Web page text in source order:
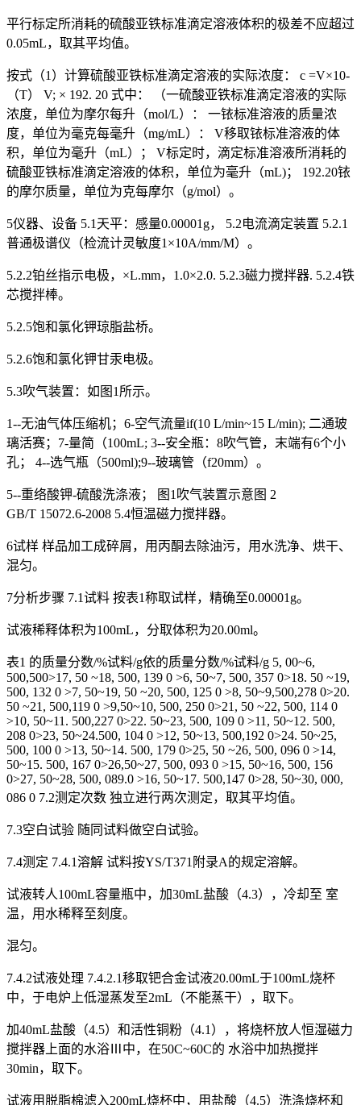
平行标定所消耗的硫酸亚铁标准滴定溶液体积的极差不应超过
0.05mL，取其平均值。
按式（1）计算硫酸亚铁标准滴定溶液的实际浓度： c =V×10-
（T） V; × 192. 20 式中： （一硫酸亚铁标准滴定溶液的实际
浓度，单位为摩尔每升（mol/L）： 一铱标准溶液的质量浓
度，单位为毫克每毫升（mg/mL）： V移取铱标准溶液的体
积，单位为毫升（mL）； V标定时，滴定标准溶液所消耗的
硫酸亚铁标准滴定溶液的体积，单位为毫升（mL)； 192.20铱
的摩尔质量，单位为克每摩尔（g/mol）。
5仪器、设备 5.1天平：感量0.00001g， 5.2电流滴定装置 5.2.1
普通极谱仪（检流计灵敏度1×10A/mm/M）。
5.2.2铂丝指示电极，×L.mm，1.0×2.0. 5.2.3磁力搅拌器. 5.2.4铁
芯搅拌棒。
5.2.5饱和氯化钾琼脂盐桥。
5.2.6饱和氯化钾甘汞电极。
5.3吹气装置：如图1所示。
1--无油气体压缩机；6-空气流量if(10 L/min~15 L/min); 二通玻
璃活赛；7-量简（100mL; 3--安全瓶：8吹气管，末端有6个小
孔； 4--选气瓶（500ml);9--玻璃管（f20mm）。
5--重络酸钾-硫酸洗涤液； 图1吹气装置示意图 2
GB/T 15072.6-2008 5.4恒温磁力搅拌器。
6试样 样品加工成碎屑，用丙酮去除油污，用水洗净、烘干、
混匀。
7分析步骤 7.1试料 按表1称取试样，精确至0.00001g。
试液稀释体积为100mL，分取体积为20.00ml。
表1 的质量分数/%试料/g依的质量分数/%试料/g 5, 00~6,
500,500>17, 50 ~18, 500, 139 0 >6, 50~7, 500, 357 0>18. 50 ~19,
500, 132 0 >7, 50~19, 50 ~20, 500, 125 0 >8, 50~9,500,278 0>20.
50 ~21, 500,119 0 >9,50~10, 500, 250 0>21, 50 ~22, 500, 114 0
>10, 50~11. 500,227 0>22. 50~23, 500, 109 0 >11, 50~12. 500,
208 0>23, 50~24.500, 104 0 >12, 50~13, 500,192 0>24. 50~25,
500, 100 0 >13, 50~14. 500, 179 0>25, 50 ~26, 500, 096 0 >14,
50~15. 500, 167 0>26,50~27, 500, 093 0 >15, 50~16, 500, 156
0>27, 50~28, 500, 089.0 >16, 50~17. 500,147 0>28, 50~30, 000,
086 0 7.2测定次数 独立进行两次测定，取其平均值。
7.3空白试验 随同试料做空白试验。
7.4测定 7.4.1溶解 试料按YS/T371附录A的规定溶解。
试液转人100mL容量瓶中，加30mL盐酸（4.3），冷却至 室
温，用水稀释至刻度。
混匀。
7.4.2试液处理 7.4.2.1移取钯合金试液20.00mL于100mL烧杯
中，于电炉上低湿蒸发至2mL（不能蒸干），取下。
加40mL盐酸（4.5）和活性铜粉（4.1），将烧杯放人恒湿磁力
搅拌器上面的水浴Ⅲ中，在50C~60C的 水浴中加热搅拌
30min，取下。
试液用脱脂棉滤入200mL烧杯中，用盐酸（4.5）洗涤烧杯和